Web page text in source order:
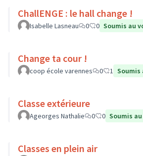
ChallENGE : le hall change !
Isabelle Lasneau 0 0 Soumis au
Change ta cour !
coop école varennes 0 1 Soumis
Classe extérieure
Ageorges Nathalie 0 0 Soumis
Classes en plein air